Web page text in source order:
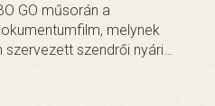
GO műsorán a
melynek
szendrői nyári…